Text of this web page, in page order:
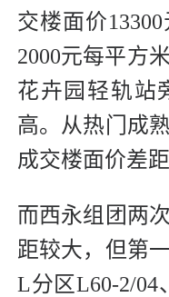
交楼面价
2000元每平方
花卉园轻轨站
高。从热门成
成交楼面价差
而西永组团两
距较大，但第
L分区L60-2/04